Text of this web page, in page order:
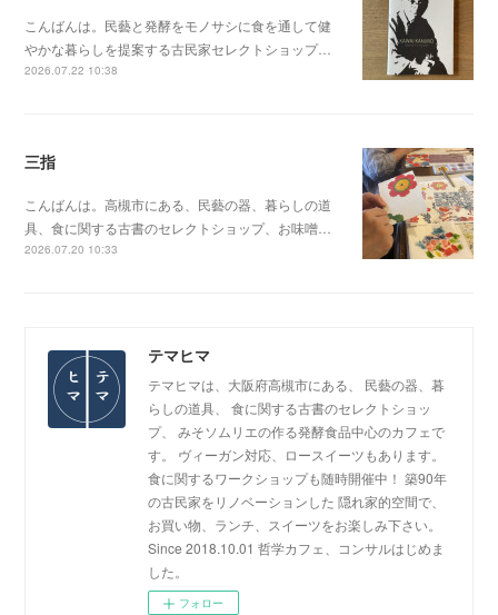
こんばんは。民藝と発酵をモノサシに食を通して健
やかな暮らしを提案する古民家セレクトショップ…
2026.07.22 10:38
三指
こんばんは。高槻市にある、民藝の器、暮らしの道
具、食に関する古書のセレクトショップ、お味噌…
2026.07.20 10:33
テマヒマ
テマヒマは、大阪府高槻市にある、 民藝の器、暮
らしの道具、 食に関する古書のセレクトショッ
プ、 みそソムリエの作る発酵食品中心のカフェで
す。 ヴィーガン対応、ロースイーツもあります。
食に関するワークショップも随時開催中！ 築90年
の古民家をリノベーションした 隠れ家的空間で、
お買い物、ランチ、スイーツをお楽しみ下さい。
Since 2018.10.01 哲学カフェ、コンサルはじめま
した。
フォロー